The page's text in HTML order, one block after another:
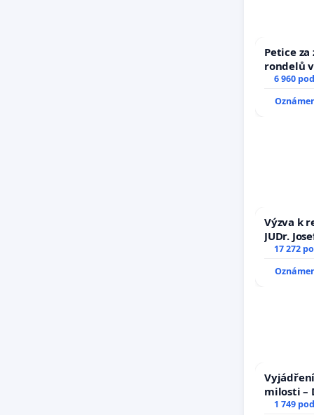
Petice
rondelů
6 960
Výzva k
JUDr.
důvěry
17 272
milosti –
1 749